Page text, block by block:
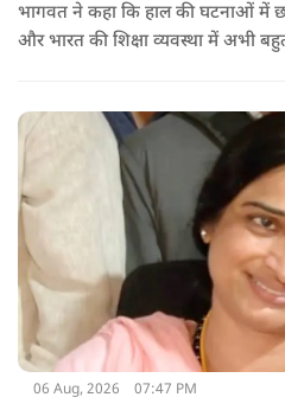
भागवत ने कहा कि हाल की घटनाओं में
और भारत की शिक्षा व्यवस्था में अभी
06 Aug, 2026 07:47 PM